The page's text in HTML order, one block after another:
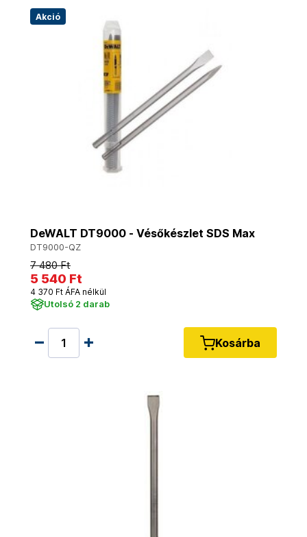
Akció
DeWALT DT9000 - Vésőkészlet SDS Max
DT9000-QZ
7 480 Ft
5 540 Ft
4 370 Ft ÁFA nélkül
Utolsó 2 darab
Kosárba